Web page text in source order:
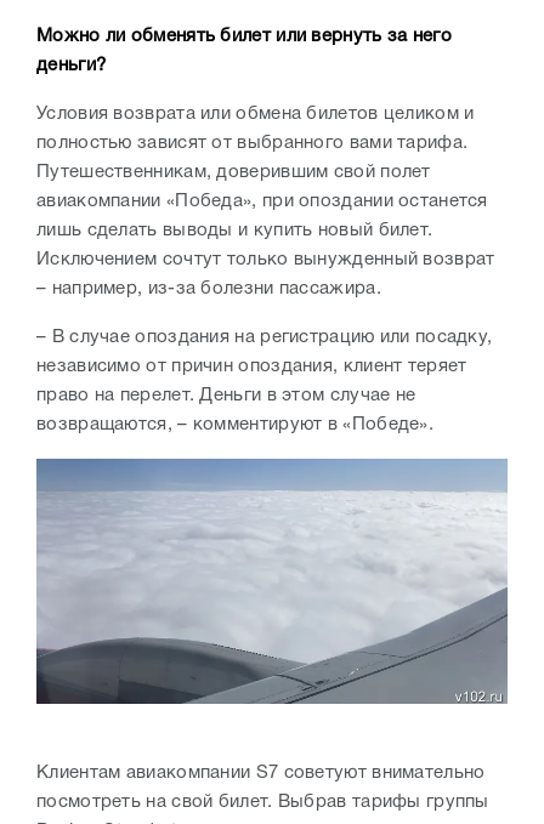
Можно ли обменять билет или вернуть за него
деньги?
Условия возврата или обмена билетов целиком и
полностью зависят от выбранного вами тарифа.
Путешественникам, доверившим свой полет
авиакомпании «Победа», при опоздании останется
лишь сделать выводы и купить новый билет.
Исключением сочтут только вынужденный возврат
– например, из-за болезни пассажира.
– В случае опоздания на регистрацию или посадку,
независимо от причин опоздания, клиент теряет
право на перелет. Деньги в этом случае не
возвращаются, – комментируют в «Победе».
Клиентам авиакомпании S7 советуют внимательно
посмотреть на свой билет. Выбрав тарифы группы